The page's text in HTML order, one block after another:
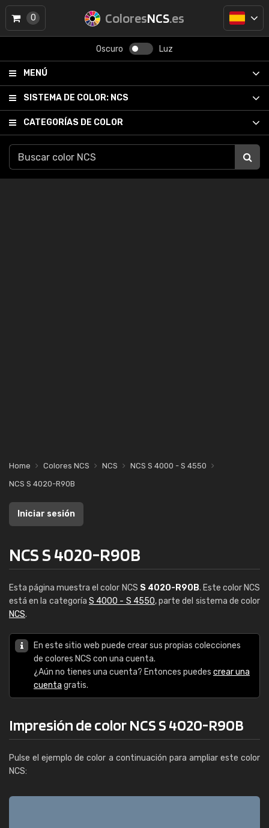
ColoresNCS.es
Oscuro Luz
MENÚ
SISTEMA DE COLOR: NCS
CATEGORÍAS DE COLOR
0
Home Colores NCS NCS
NCS S 4000 - S 4550
NCS S 4020-R90B
Iniciar sesión
NCS S 4020-R90B
Esta página muestra el color NCS S 4020-R90B. Este color NCS
está en la categoría S 4000 - S 4550, parte del sistema de color
NCS.
En este sitio web puede crear sus propias colecciones
de colores NCS con una cuenta.
¿Aún no tienes una cuenta? Entonces puedes crear una
cuenta gratis.
Impresión de color NCS S 4020-R90B
Pulse el ejemplo de color a continuación para ampliar este color
NCS: